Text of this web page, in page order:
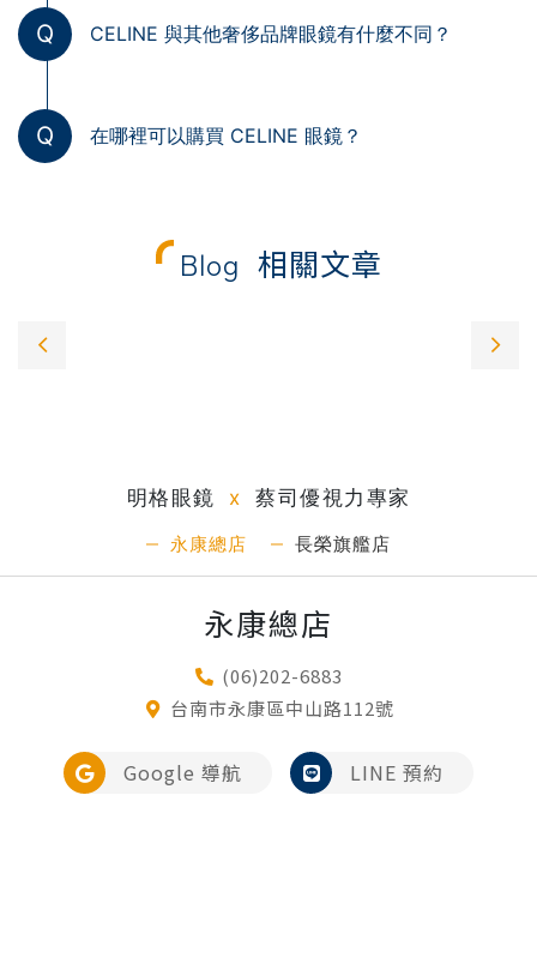
Q CELINE 與其他奢侈品牌眼鏡有什麼不同？
Q 在哪裡可以購買 CELINE 眼鏡？
Blog 相關文章
明格眼鏡 x 蔡司優視力專家
永康總店 長榮旗艦店
永康總店
(06)202-6883
台南市永康區中山路112號
Google 導航 LINE 預約